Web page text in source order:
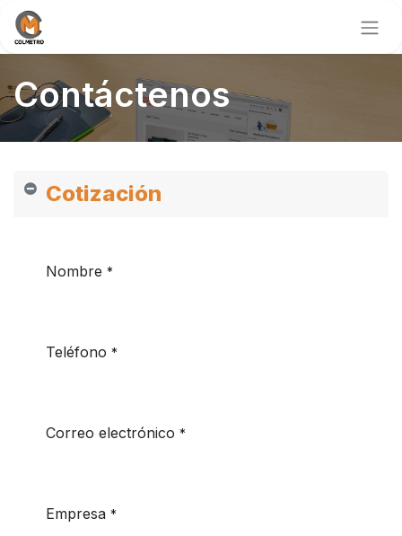
Contáctenos
Cotización
Nombre *
Teléfono *
Correo electrónico *
Empresa *